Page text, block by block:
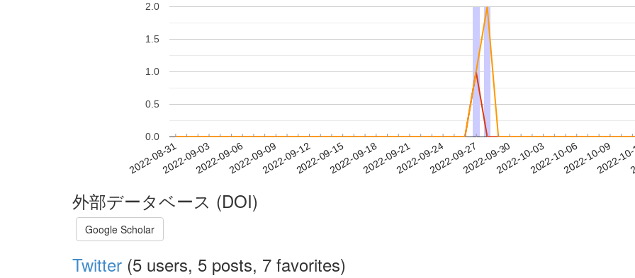
2022-08-312022-09-032022-09-062022-09-092022-09-122022-09-152022-09-182022-09-212022-09-242022-09-272022-09-302022-10-032022-10-062022-10-09
2022-
0.0
0.5
1.0
1.5
2.0
外部データベース (DOI)
Google Scholar
Twitter (5 users, 5 posts, 7 favorites)